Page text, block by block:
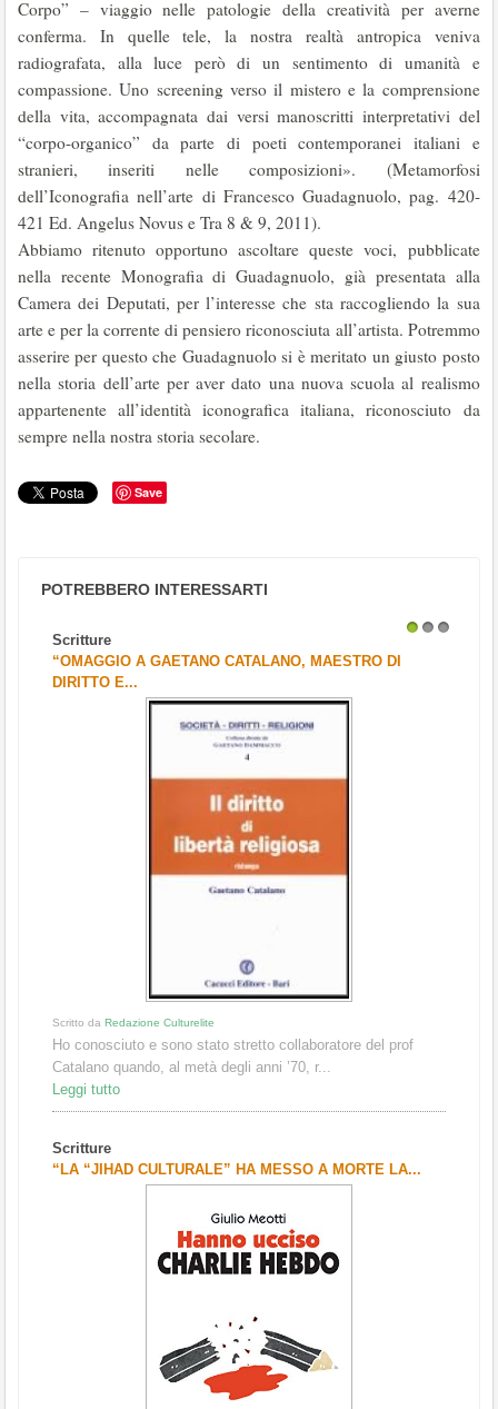
Corpo” – viaggio nelle patologie della creatività per averne
conferma. In quelle tele, la nostra realtà antropica veniva
radiografata, alla luce però di un sentimento di umanità e
compassione. Uno screening verso il mistero e la comprensione
della vita, accompagnata dai versi manoscritti interpretativi del
“corpo-organico” da parte di poeti contemporanei italiani e
stranieri, inseriti nelle composizioni». (Metamorfosi
dell’Iconografia nell’arte di Francesco Guadagnuolo, pag. 420-
421 Ed. Angelus Novus e Tra 8 & 9, 2011).
Abbiamo ritenuto opportuno ascoltare queste voci, pubblicate
nella recente Monografia di Guadagnuolo, già presentata alla
Camera dei Deputati, per l’interesse che sta raccogliendo la sua
arte e per la corrente di pensiero riconosciuta all’artista. Potremmo
asserire per questo che Guadagnuolo si è meritato un giusto posto
nella storia dell’arte per aver dato una nuova scuola al realismo
appartenente all’identità iconografica italiana, riconosciuto da
sempre nella nostra storia secolare.
Save
POTREBBERO INTERESSARTI
Scritture
“OMAGGIO A GAETANO CATALANO, MAESTRO DI
DIRITTO E...
Scritto da Redazione Culturelite
Ho conosciuto e sono stato stretto collaboratore del prof
Catalano quando, al metà degli anni ’70, r...
Leggi tutto
Scritture
“LA “JIHAD CULTURALE” HA MESSO A MORTE LA...